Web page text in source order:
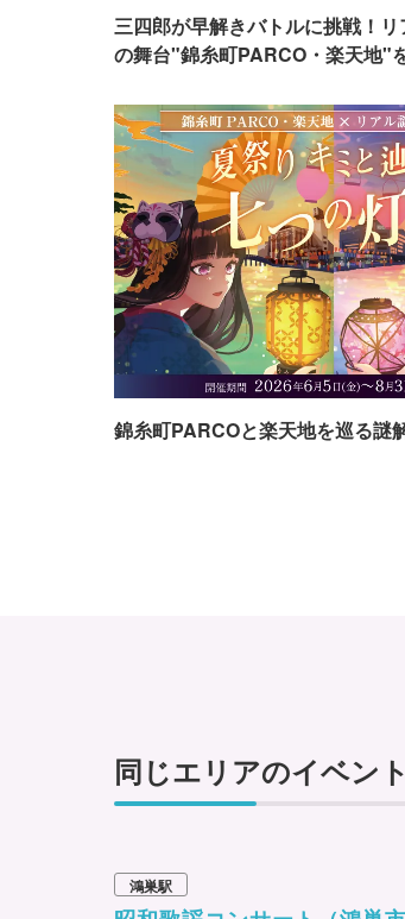
三四郎が早解きバトルに挑戦！
の舞台"錦糸町PARCO・楽天地"
錦糸町PARCOと楽天地を巡る謎
同じエリアのイベント
鴻巣駅